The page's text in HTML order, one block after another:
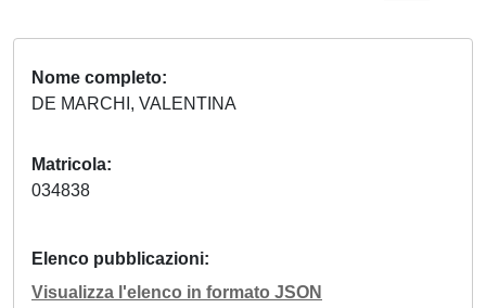
Nome completo
DE MARCHI, VALENTINA
Matricola
034838
Elenco pubblicazioni
Visualizza l'elenco in formato JSON